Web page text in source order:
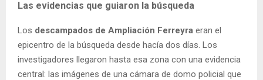
Las evidencias que guiaron la búsqueda
Los descampados de Ampliación Ferreyra eran el
epicentro de la búsqueda desde hacía dos días. Los
investigadores llegaron hasta esa zona con una evidencia
central: las imágenes de una cámara de domo policial que